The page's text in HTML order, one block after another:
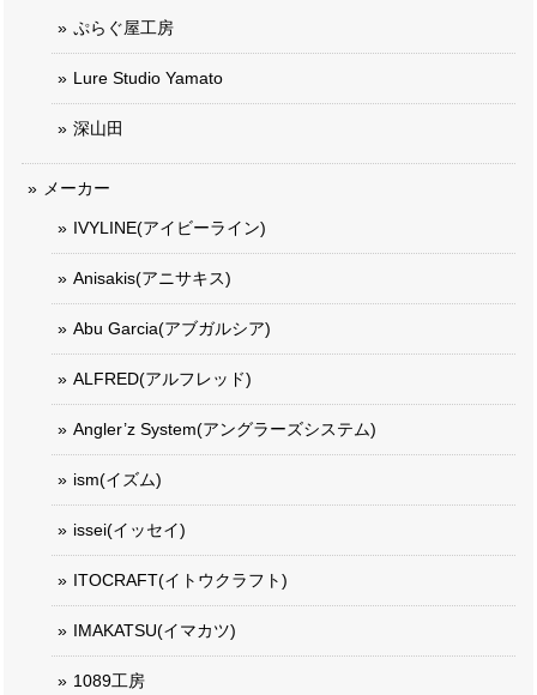
ぷらぐ屋工房
Lure Studio Yamato
深山田
メーカー
IVYLINE(アイビーライン)
Anisakis(アニサキス)
Abu Garcia(アブガルシア)
ALFRED(アルフレッド)
Angler’z System(アングラーズシステム)
ism(イズム)
issei(イッセイ)
ITOCRAFT(イトウクラフト)
IMAKATSU(イマカツ)
1089工房